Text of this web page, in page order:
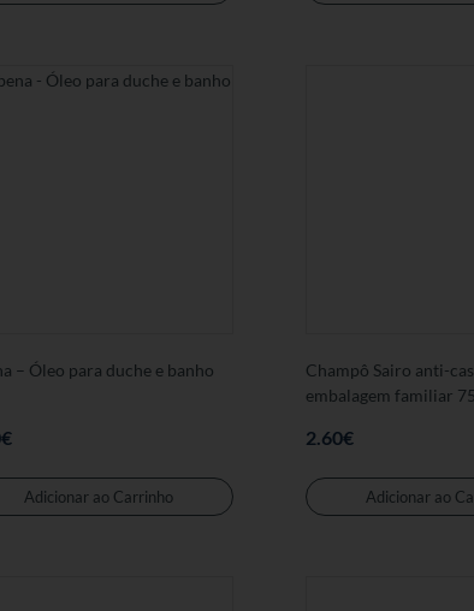
– Óleo para duche e banho
€
Adicionar ao Carrinho
Champô Sairo anti-
embalagem familiar
2.60€
Adicionar ao